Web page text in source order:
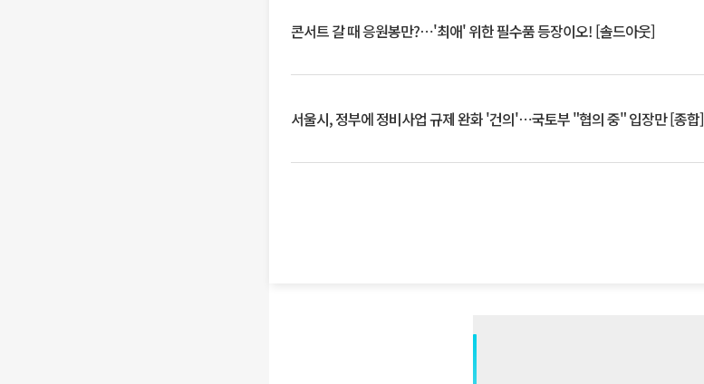
콘서트 갈 때 응원봉만?⋯'최애' 위한 필수품 등장이오! [솔드아웃]
서울시, 정부에 정비사업 규제 완화 '건의'⋯국토부 "협의 중" 입장만 [종합]